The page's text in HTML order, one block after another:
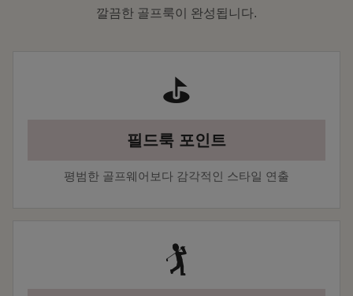
깔끔한 골프룩이 완성됩니다.
⛳
필드룩 포인트
평범한 골프웨어보다 감각적인 스타일 연출
🏌️